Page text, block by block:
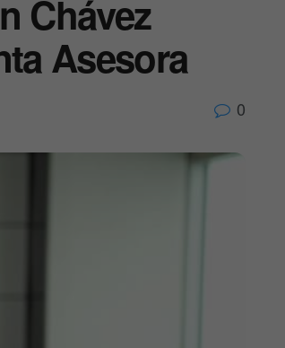
Chávez
Asesora
0